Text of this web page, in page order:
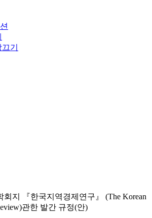
기
지 『한국지역경제연구』 (The Korean
관한 발간 규정(안)